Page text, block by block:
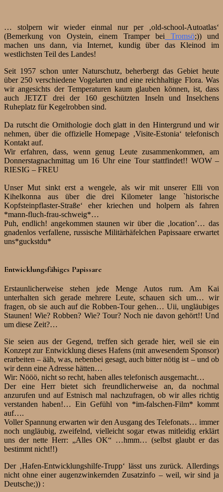
… stolpern wir wieder einmal nur per ‚old-school-Autoatlas‘
(Bemerkung von Oystein, einem Tramper bei Tromsö;)) und
machen uns dann, via Internet, kundig über das Kleinod im
westlichsten Teil des Landes!
Seit 1957 schon unter Naturschutz, beherbergt das Gebiet heute
über 250 verschiedene Vogelarten und eine reichhaltige Flora. Was
wir angesichts der Temperaturen kaum glauben können, ist, dass
auch JETZT drei der 160 geschützten Inseln und Inselchens
Ruheplatz für Kegelrobben sind.
Da rutscht die Ornithologie doch glatt in den Hintergrund und wir
nehmen, über die offizielle Homepage ‚Visite-Estonia‘ telefonisch
Kontakt auf.
Wir erfahren, dass, wenn genug Leute zusammenkommen, am
Donnerstagnachmittag um 16 Uhr eine Tour stattfindet!! WOW –
RIESIG – FREU
Unser Mut sinkt erst a wengele, als wir mit unserer Elli von
Kihelkonna aus über die drei Kilometer lange `historische
Kopfsteinpflaster-Straße‘ eher kriechen und holpern als fahren
*mann-fluch-frau-schweig*…
Puh, endlich! angekommen staunen wir über die ‚location’… das
gnadenlos verfallene, russische Militärhäfelchen Papissaare erwartet
uns*guckstdu*
Entwicklungsfähiges Papissare
Erstaunlicherweise stehen jede Menge Autos rum. Am Kai
unterhalten sich gerade mehrere Leute, schauen sich um… wir
fragen, ob sie auch auf die Robben-Tour gehen… Uii, ungläubiges
Staunen! Wie? Robben? Wie? Tour? Noch nie davon gehört!! Und
um diese Zeit?…
Sie seien aus der Gegend, treffen sich gerade hier, weil sie ein
Konzept zur Entwicklung dieses Hafens (mit anwesendem Sponsor)
erarbeiten – ääh, was, nebenbei gesagt, auch bitter nötig ist – und ob
wir denn eine Adresse hätten…
Wir: Nööö, nicht so recht, haben alles telefonisch ausgemacht…
Der eine Herr bietet sich freundlicherweise an, da nochmal
anzurufen und auf Estnisch mal nachzufragen, ob wir alles richtig
verstanden haben!… Ein Gefühl von *im-falschen-Film* kommt
auf….
Voller Spannung erwarten wir den Ausgang des Telefonats… immer
noch ungläubig, zweifelnd, vielleicht sogar etwas mitleidig erklärt
uns der nette Herr: „Alles OK“ …hmm… (selbst glaubt er das
bestimmt nicht!!)
Der ‚Hafen-Entwicklungshilfe-Trupp‘ lässt uns zurück. Allerdings
nicht ohne einer augenzwinkernden Zusatzinfo – weil, wir sind ja
Deutsche;)) :